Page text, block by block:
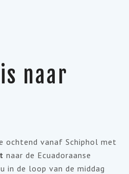
naar
ochtend vanaf Schiphol met
naar de Ecuadoraanse
in de loop van de middag